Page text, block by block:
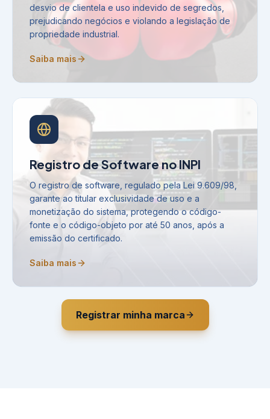
desvio de clientela e uso indevido de segredos,
prejudicando negócios e violando a legislação de
propriedade industrial.
Saiba mais
Registro de Software no INPI
O registro de software, regulado pela Lei 9.609/98,
garante ao titular exclusividade de uso e a
monetização do sistema, protegendo o código-
fonte e o código-objeto por até 50 anos, após a
emissão do certificado.
Saiba mais
Registrar minha marca